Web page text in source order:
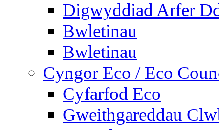
Digwyddiad Arfer
Bwletinau
Bwletinau
Cyngor Eco / Eco
Cyfarfod Eco
Gweithgareddau